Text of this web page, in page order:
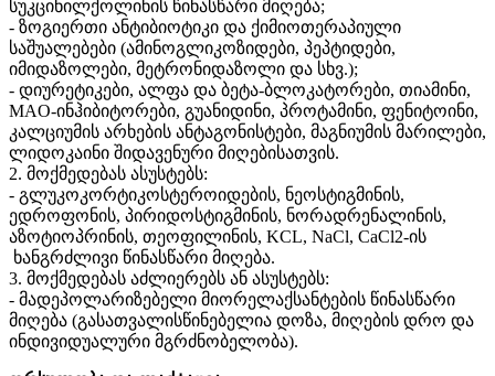
სუკცინილქოლინის წინასწარი მიღება;
- ზოგიერთი ანტიბიოტიკი და ქიმიოთერაპიული
საშუალებები (ამინოგლიკოზიდები, პეპტიდები,
იმიდაზოლები, მეტრონიდაზოლი და სხვ.);
- დიურეტიკები, ალფა და ბეტა-ბლოკატორები, თიამინი,
MAO-ინჰიბიტორები, გუანიდინი, პროტამინი, ფენიტოინი,
კალციუმის არხების ანტაგონისტები, მაგნიუმის მარილები,
ლიდოკაინი შიდავენური მიღებისათვის.
2. მოქმედებას ასუსტებს:
- გლუკოკორტიკოსტეროიდების, ნეოსტიგმინის,
ედროფონის, პირიდოსტიგმინის, ნორადრენალინის,
აზოტიოპრინის, თეოფილინის, KCL, NaCl, CaCl2-ის
ხანგრძლივი წინასწარი მიღება.
3. მოქმედებას აძლიერებს ან ასუსტებს:
- მადეპოლარიზებელი მიორელაქსანტების წინასწარი
მიღება (გასათვალისწინებელია დოზა, მიღების დრო და
ინდივიდუალური მგრძნობელობა).